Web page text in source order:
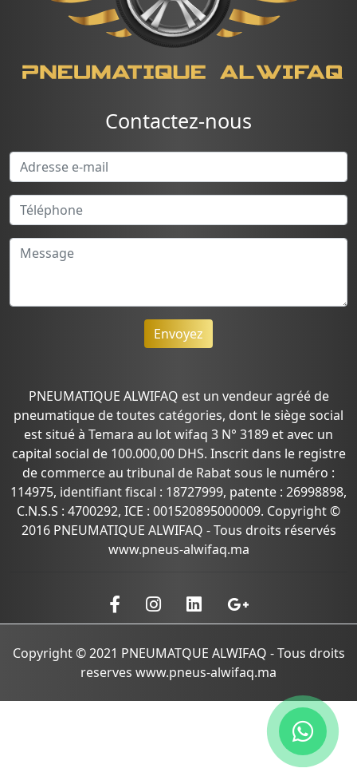
Contactez-nous
Envoyez
PNEUMATIQUE ALWIFAQ est un vendeur agréé de
pneumatique de toutes catégories, dont le siège social
est situé à Temara au lot wifaq 3 N° 3189 et avec un
capital social de 100.000,00 DHS. Inscrit dans le registre
de commerce au tribunal de Rabat sous le numéro :
114975, identifiant fiscal : 18727999, patente : 26998898,
C.N.S.S : 4700292, ICE : 001520895000009. Copyright ©
2016 PNEUMATIQUE ALWIFAQ - Tous droits réservés
www.pneus-alwifaq.ma
Copyright © 2021 PNEUMATQUE ALWIFAQ - Tous droits
reserves www.pneus-alwifaq.ma